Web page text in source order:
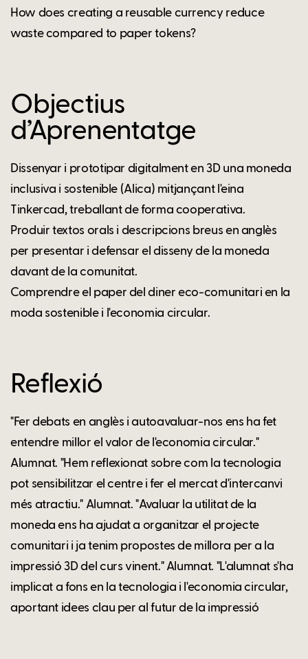
How does creating a reusable currency reduce
waste compared to paper tokens?
Objectius
d’Aprenentatge
Dissenyar i prototipar digitalment en 3D una moneda
inclusiva i sostenible (Alica) mitjançant l'eina
Tinkercad, treballant de forma cooperativa.
Produir textos orals i descripcions breus en anglès
per presentar i defensar el disseny de la moneda
davant de la comunitat.
Comprendre el paper del diner eco-comunitari en la
moda sostenible i l'economia circular.
Reflexió
"Fer debats en anglès i autoavaluar-nos ens ha fet
entendre millor el valor de l'economia circular."
Alumnat. "Hem reflexionat sobre com la tecnologia
pot sensibilitzar el centre i fer el mercat d'intercanvi
més atractiu." Alumnat. "Avaluar la utilitat de la
moneda ens ha ajudat a organitzar el projecte
comunitari i ja tenim propostes de millora per a la
impressió 3D del curs vinent." Alumnat. "L'alumnat s'ha
implicat a fons en la tecnologia i l'economia circular,
aportant idees clau per al futur de la impressió